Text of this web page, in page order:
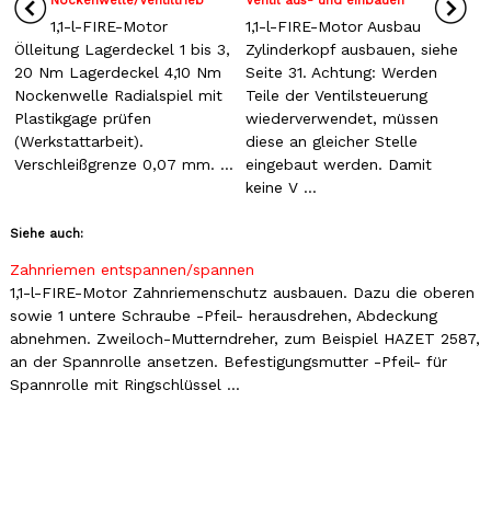
1,1-l-FIRE-Motor
Ölleitung Lagerdeckel 1 bis 3,
20 Nm Lagerdeckel 4,10 Nm
Nockenwelle Radialspiel mit
Plastikgage prüfen
(Werkstattarbeit).
Verschleißgrenze 0,07 mm. ...
1,1-l-FIRE-Motor Ausbau
Zylinderkopf ausbauen, siehe
Seite 31. Achtung: Werden
Teile der Ventilsteuerung
wiederverwendet, müssen
diese an gleicher Stelle
eingebaut werden. Damit
keine V ...
Siehe auch:
Zahnriemen entspannen/spannen
1,1-l-FIRE-Motor Zahnriemenschutz ausbauen. Dazu die oberen
sowie 1 untere Schraube -Pfeil- herausdrehen, Abdeckung
abnehmen. Zweiloch-Mutterndreher, zum Beispiel HAZET 2587,
an der Spannrolle ansetzen. Befestigungsmutter -Pfeil- für
Spannrolle mit Ringschlüssel ...